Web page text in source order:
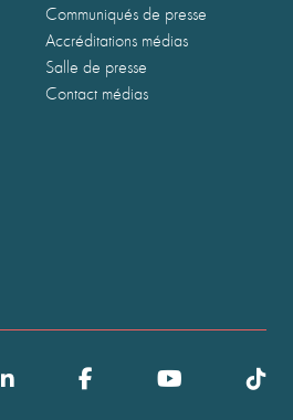
Communiqués de presse
Accréditations médias
Salle de presse
Contact médias